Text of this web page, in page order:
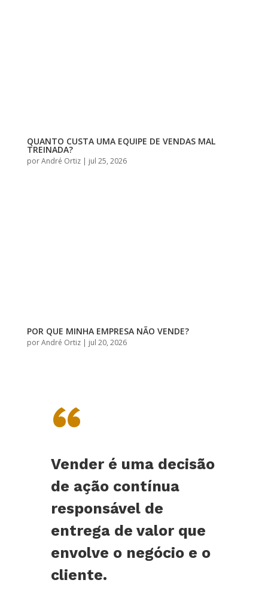
QUANTO CUSTA UMA EQUIPE DE VENDAS MAL
TREINADA?
porAndré Ortiz| jul 25, 2026
POR QUE MINHA EMPRESA NÃO VENDE?
porAndré Ortiz| jul 20, 2026
“
Vender é uma decisão
de ação contínua
responsável de
entrega de valor que
envolve o negócio e o
cliente.